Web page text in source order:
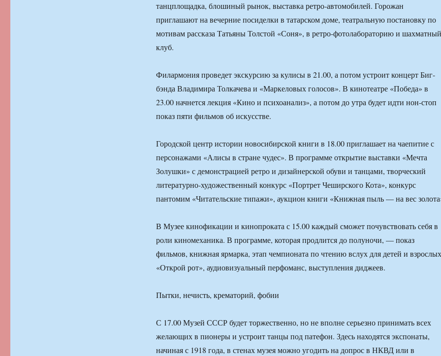
танцплощадка, блошиный рынок, выставка ретро-автомобилей. Горожан
приглашают на вечерние посиделки в татарском доме, театральную постановку по
мотивам рассказа Татьяны Толстой «Соня», в ретро-фотолабораторию и шахматный
клуб.
Филармония проведет экскурсию за кулисы в 21.00, а потом устроит концерт Биг-
бэнда Владимира Толкачева и «Маркеловых голосов». В кинотеатре «Победа» в
23.00 начнется лекция «Кино и психоанализ», а потом до утра будет идти нон-стоп
показ пяти фильмов об искусстве.
Городской центр истории новосибирской книги в 18.00 приглашает на чаепитие с
персонажами «Алисы в стране чудес». В программе открытие выставки «Мечта
Золушки» с демонстрацией ретро и дизайнерской обуви и танцами, творческий
литературно-художественный конкурс «Портрет Чеширского Кота», конкурс
пантомим «Читательские типажи», аукцион книги «Книжная пыль — на вес
В Музее кинофикации и кинопроката с 15.00 каждый сможет почувствовать себя в
роли киномеханика. В программе, которая продлится до полуночи, — показ
фильмов, книжная ярмарка, этап чемпионата по чтению вслух для детей и взрослых
«Открой рот», аудиовизуальный перфоманс, выступления диджеев.
Пытки, нечисть, крематорий, фобии
С 17.00 Музей СССР будет торжественно, но не вполне серьезно принимать всех
желающих в пионеры и устроит танцы под патефон. Здесь находятся экспонаты,
начиная с 1918 года, в стенах музея можно угодить на допрос в НКВД или в